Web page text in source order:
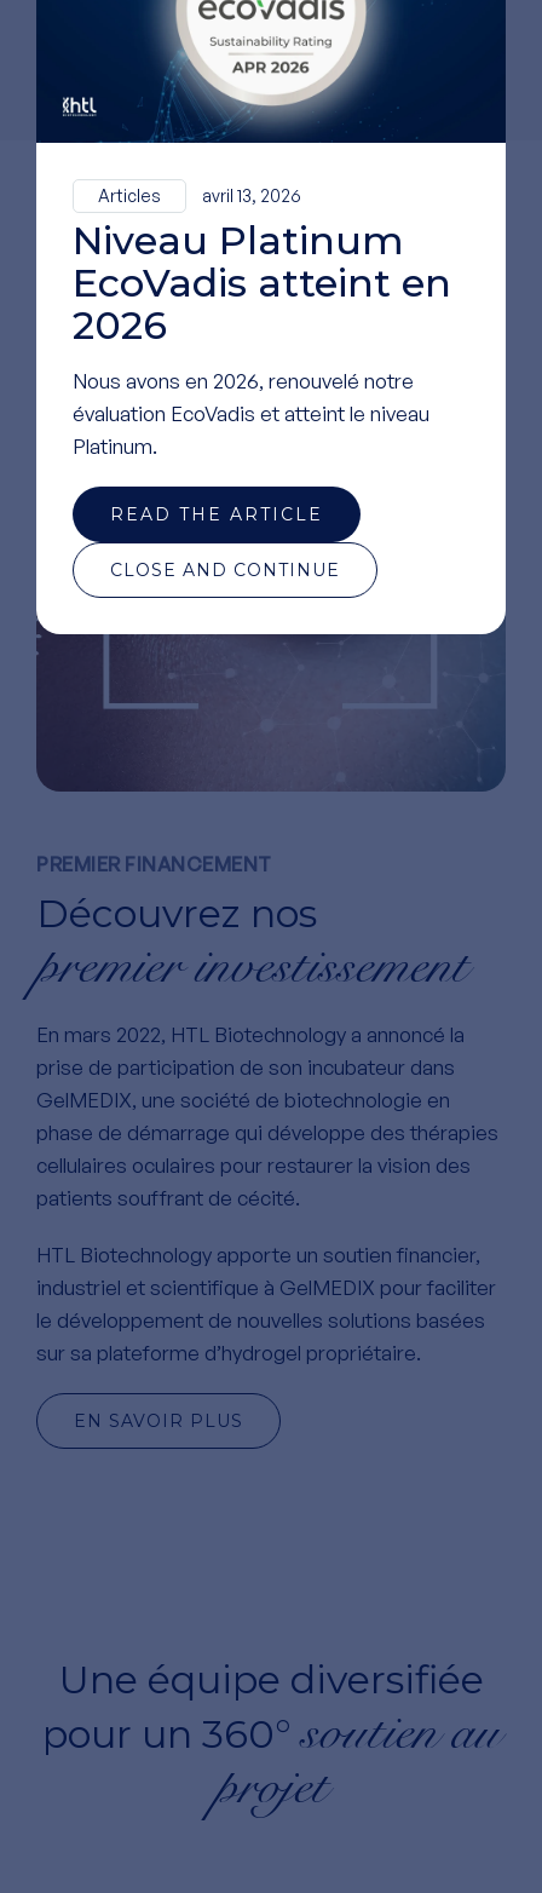
Articles avril 13, 2026
Niveau Platinum
EcoVadis atteint en
2026
Nous avons en 2026, renouvelé notre
évaluation EcoVadis et atteint le niveau
Platinum.
READ THE ARTICLE
CLOSE AND CONTINUE
POSTULEZ MAINTENANT
PREMIER FINANCEMENT
Découvrez nos
premier investissement
En mars 2022, HTL Biotechnology a annoncé la
prise de participation de son incubateur dans
GelMEDIX, une société de biotechnologie en
phase de démarrage qui développe des thérapies
cellulaires oculaires pour restaurer la vision des
patients souffrant de cécité.
HTL Biotechnology apporte un soutien financier,
industriel et scientifique à GelMEDIX pour faciliter
le développement de nouvelles solutions basées
sur sa plateforme d’hydrogel propriétaire.
EN SAVOIR PLUS
Une équipe diversifiée
pour un 360°soutien au
projet